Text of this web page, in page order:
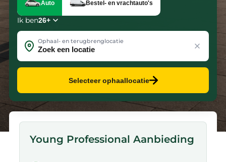
beweging.
Laten we
kennismaken
Auto Bestel- en vrachtauto's
Ik ben
Ophaal- en terugbrenglocatie
Selecteer ophaallocatie
Young Professional Aanbieding